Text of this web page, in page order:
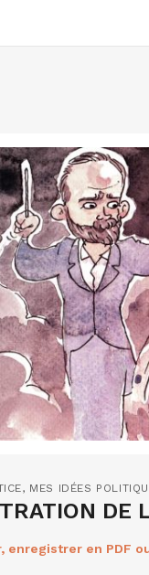
, MES IDÉES
DE
enregistrer en PDF